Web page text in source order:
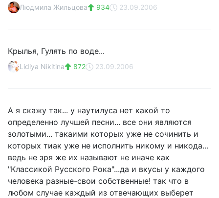
Людмила Жильцова 934 23.09.2006
Крылья, Гулять по воде...
Lidiya Nikitina 872 23.09.2006
А я скажу так... у наутилуса нет какой то
определенно лучшей песни... все они являются
золотыми... такаими которых уже не сочинить и
которых тиак уже не исполнить никому и никода...
ведь не зря же их называют не иначе как
"Классикой Русского Рока"...да и вкусы у каждого
человека разные-свои собственные! так что в
любом случае каждый из отвечающих выберет